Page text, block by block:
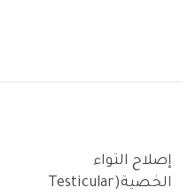
إصلاح التواء
الخصية(Testicular